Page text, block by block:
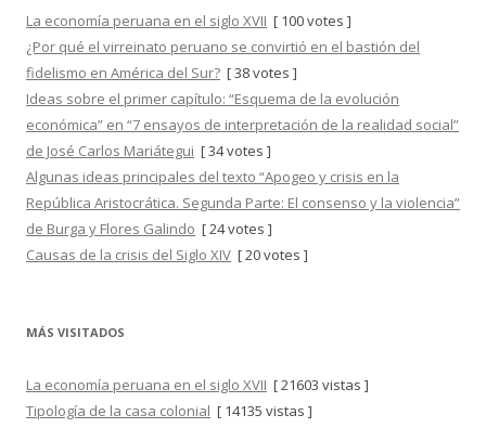
La economía peruana en el siglo XVII [ 100 votes ]
¿Por qué el virreinato peruano se convirtió en el bastión del
fidelismo en América del Sur? [ 38 votes ]
Ideas sobre el primer capítulo: “Esquema de la evolución
económica” en “7 ensayos de interpretación de la realidad social”
de José Carlos Mariátegui [ 34 votes ]
Algunas ideas principales del texto “Apogeo y crisis en la
República Aristocrática. Segunda Parte: El consenso y la violencia”
de Burga y Flores Galindo [ 24 votes ]
Causas de la crisis del Siglo XIV [ 20 votes ]
MÁS VISITADOS
La economía peruana en el siglo XVII [ 21603 vistas ]
Tipología de la casa colonial [ 14135 vistas ]